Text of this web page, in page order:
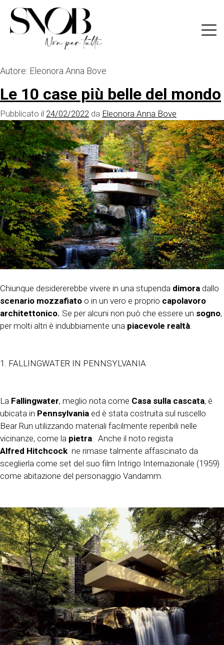
content
Autore: Eleonora Anna Bove
Le 10 case più belle del mondo
Pubblicato il 24/02/2022 da Eleonora Anna Bove
Chiunque desidererebbe vivere in una stupenda dimora dallo
scenario mozzafiato o in un vero e proprio capolavoro
architettonico. Se per alcuni non può che essere un sogno,
per molti altri è indubbiamente una piacevole realtà
1. FALLINGWATER IN PENNSYLVANIA
La Fallingwater, meglio nota come Casa sulla cascata, è
ubicata in Pennsylvania ed è stata costruita sul ruscello
Bear Run utilizzando materiali facilmente reperibili nelle
vicinanze, come la pietra . Anche il noto regista
Alfred Hitchcock ne rimase talmente affascinato da
sceglierla come set del suo film Intrigo Internazionale (1959)
come abitazione del personaggio Vandamm.